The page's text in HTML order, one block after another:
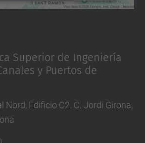
Aceptar
by
Superior de Ingeniería
y Puertos de
Nord, Edificio C2. C. Jordi Girona,